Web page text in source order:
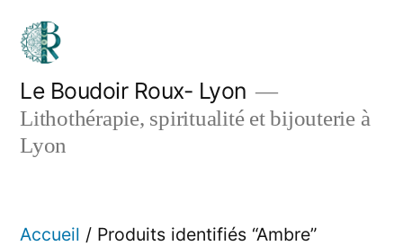
Aller
contenu
Le Boudoir Roux- Lyon
Lithothérapie, spiritualité et bijouterie à
Lyon
Accueil / Produits identifiés “Ambre”